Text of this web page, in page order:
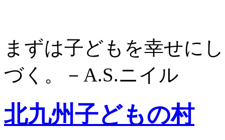
まずは子どもを幸せに
づく。－A.S.ニイル
北九州子どもの村